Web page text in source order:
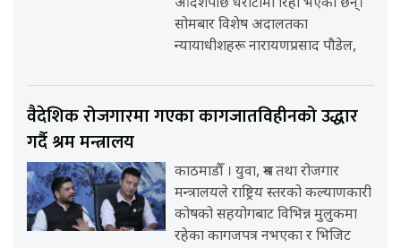
आदेशपछि धरौटीमा रिहा भएका छन्।
सोमबार विशेष अदालतका
न्यायाधीशहरू नारायणप्रसाद पौडेल,
वैदेशिक रोजगारमा गएका कागजातविहीनको उद्धार
गर्दै श्रम मन्त्रालय
काठमाडौँ । युवा, श्रम तथा रोजगार
मन्त्रालयले राष्ट्रिय स्तरको कल्याणकारी
कोषको सहयोगबाट विभिन्न मुलुकमा
रहेका कागजपत्र नभएका र भिजिट